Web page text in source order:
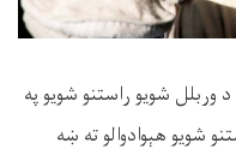
شویو راستنو شویو په
شویو هېوادوالو ته ښه